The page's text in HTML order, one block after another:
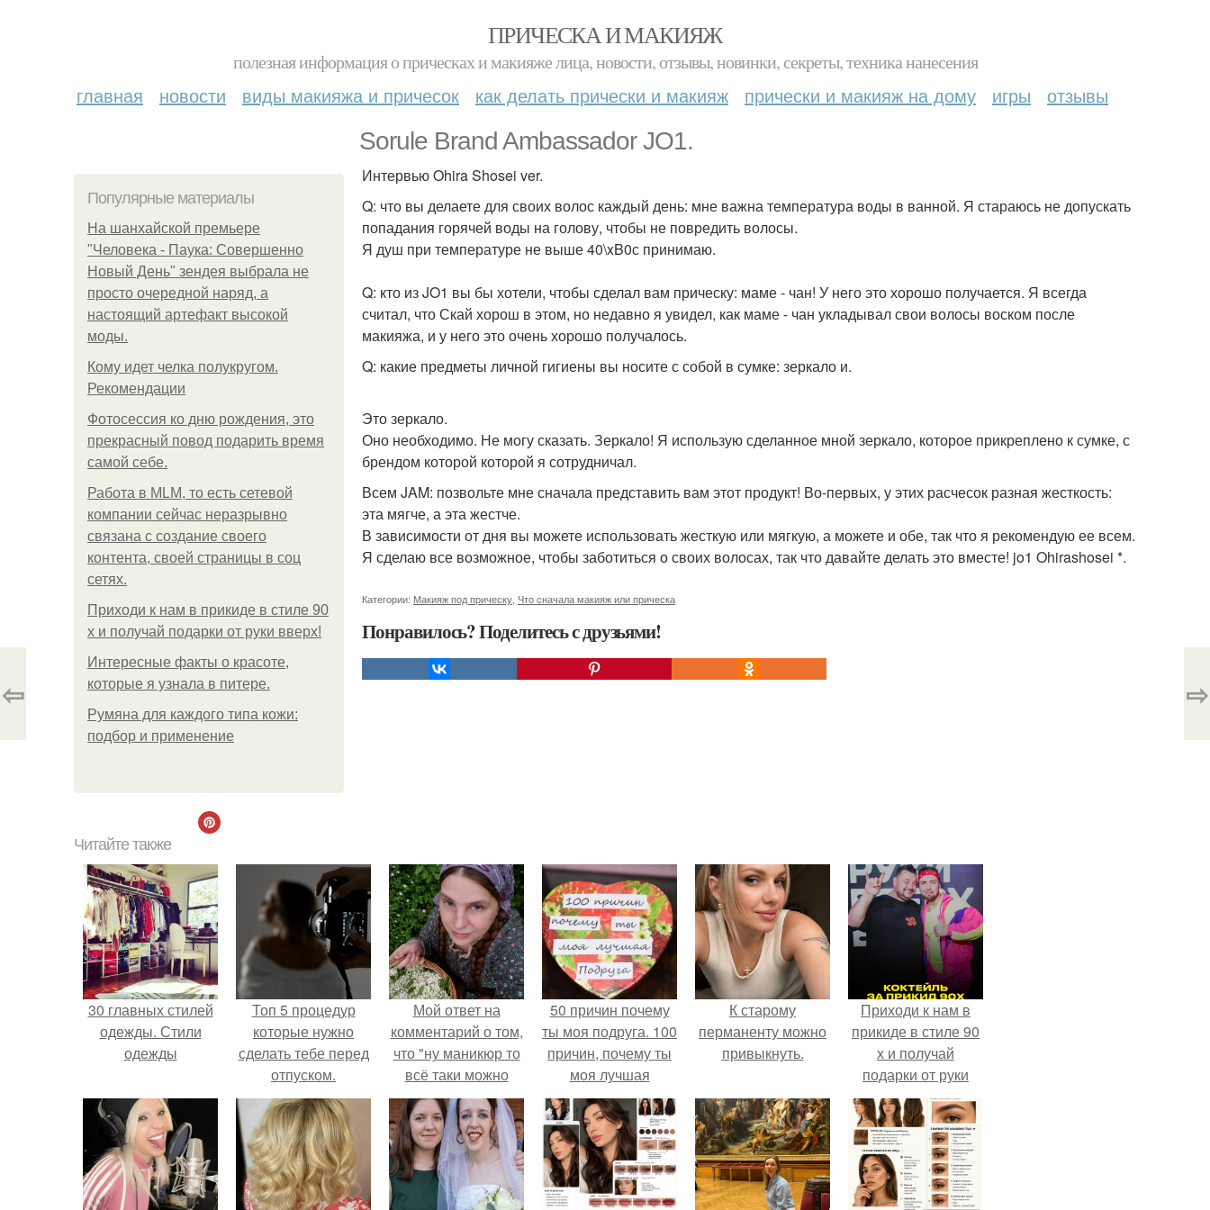
ПРИЧЕСКА И МАКИЯЖ
полезная информация о прическах и макияже лица, новости, отзывы, новинки, секреты, техника нанесения
главная новости виды макияжа и причесок как делать прически и макияж прически и макияж на дому игры отзывы
Sorule Brand Ambassador JO1.
Популярные материалы
На шанхайской премьере
"Человека - Паука: Совершенно
Новый День" зендея выбрала не
просто очередной наряд, а
настоящий артефакт высокой
моды.
Кому идет челка полукругом.
Рекомендации
Фотосессия ко дню рождения, это
прекрасный повод подарить время
самой себе.
Работа в MLM, то есть сетевой
компании сейчас неразрывно
связана с создание своего
контента, своей страницы в соц
сетях.
Приходи к нам в прикиде в стиле 90
х и получай подарки от руки вверх!
Интересные факты о красоте,
которые я узнала в питере.
Румяна для каждого типа кожи:
подбор и применение
Интервью Ohira Shosei ver.
Q: что вы делаете для своих волос каждый день: мне важна температура воды в ванной. Я стараюсь не допускать
попадания горячей воды на голову, чтобы не повредить волосы.
Я душ при температуре не выше 40\xB0с принимаю.
Q: кто из JO1 вы бы хотели, чтобы сделал вам прическу: маме - чан! У него это хорошо получается. Я всегда
считал, что Скай хорош в этом, но недавно я увидел, как маме - чан укладывал свои волосы воском после
макияжа, и у него это очень хорошо получалось.
Q: какие предметы личной гигиены вы носите с собой в сумке: зеркало и.
Это зеркало.
Оно необходимо. Не могу сказать. Зеркало! Я использую сделанное мной зеркало, которое прикреплено к сумке, с
брендом которой которой я сотрудничал.
Всем JAM: позвольте мне сначала представить вам этот продукт! Во-первых, у этих расчесок разная жесткость:
эта мягче, а эта жестче.
В зависимости от дня вы можете использовать жесткую или мягкую, а можете и обе, так что я рекомендую ее всем.
Я сделаю все возможное, чтобы заботиться о своих волосах, так что давайте делать это вместе! jo1 Ohirashosei *.
Категории: Макияж под прическу Что сначала макияж или прическа
Понравилось? Поделитесь с друзьями!
⇦ ⇨
Читайте также
30 главных стилей
одежды. Стили
одежды
Топ 5 процедур
которые нужно
сделать тебе перед
отпуском.
Мой ответ на
комментарий о том,
что "ну маникюр то
всё таки можно
было бы сделать.
50 причин почему
ты моя подруга. 100
причин, почему ты
моя лучшая
подруга.
К старому
перманенту можно
привыкнуть.
Приходи к нам в
прикиде в стиле 90
х и получай
подарки от руки
вверх!